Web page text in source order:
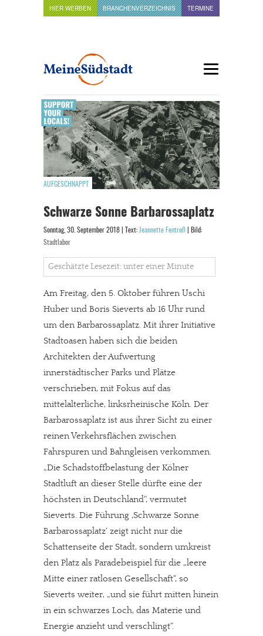
HIER WERBEN BRANCHENVERZEICHNIS TERMINE
AUFGESCHNAPPT
Schwarze Sonne Barbarossaplatz
Sonntag, 30. September 2018 | Text: Jeannette Fentroß | Bild:
Stadtlabor
Geschätzte Lesezeit: unter einer Minute
Am Freitag, den 5. Oktober führen Uschi
Huber und Boris Sieverts ab 16 Uhr rund
um den Barbarossaplatz. Mit ihrer Initiative
Stadtoasen haben sich die beiden
Architekten der Aufwertung
innerstädtischer Parks und Plätze
verschrieben, mit Fokus auf das
mittelalterliche, linksrheinische Köln. Der
Barbarossaplatz ist aus ihrer Sicht zu einer
reinen Verkehrsflächen zwischen
Fahrspuren und Bahngleisen verkommen.
„Die Schadstoffbelastung der Kölner
Stadtluft an dieser Stelle dürfte eine der
höchsten in Deutschland“, vermutet
Sieverts. Die Führung ‚Schwarze Sonne
Barbarossaplatz‘ zeigt nicht nur die
Schattenseite der Stadt, sondern umkreist
den Platz als Paradebeispiel für die „leere
Mitte einer ratlosen Gesellschaft“, so
Sieverts weiter, „und sie führt mitten hinein
in ein schwarzes Loch, das Materie und
Energie anzieht und verschlingt“.